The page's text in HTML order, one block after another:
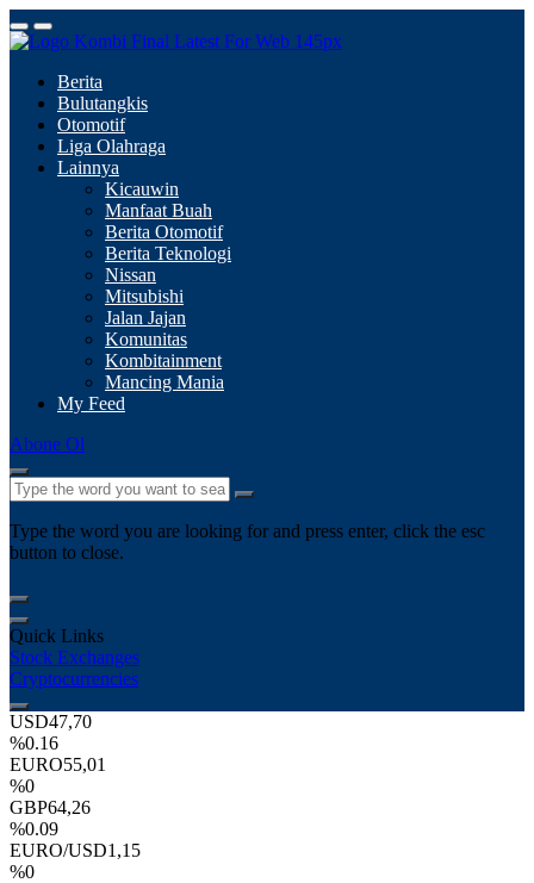
Berita
Bulutangkis
Otomotif
Liga Olahraga
Lainnya
Kicauwin
Manfaat Buah
Berita Otomotif
Berita Teknologi
Nissan
Mitsubishi
Jalan Jajan
Komunitas
Kombitainment
Mancing Mania
My Feed
Abone Ol
Type the word you are looking for and press enter, click the esc
button to close.
Quick Links
Stock Exchanges
Cryptocurrencies
USD47,70
%0.16
EURO55,01
%0
GBP64,26
%0.09
EURO/USD1,15
%0